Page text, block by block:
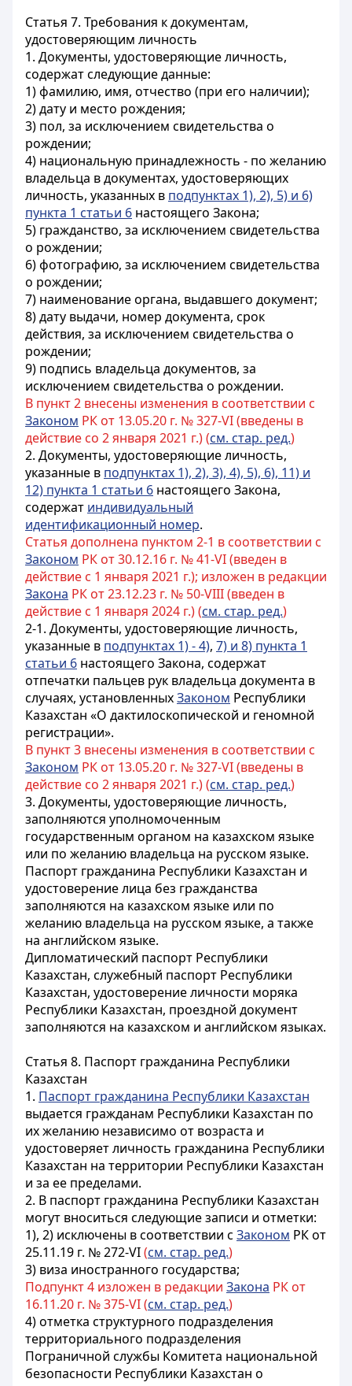
Статья 7. Требования к документам,
удостоверяющим личность
1. Документы, удостоверяющие личность,
содержат следующие данные:
1) фамилию, имя, отчество (при его наличии);
2) дату и место рождения;
3) пол, за исключением свидетельства о
рождении;
4) национальную принадлежность - по желанию
владельца в документах, удостоверяющих
личность, указанных в подпунктах 1), 2), 5) и 6)
пункта 1 статьи 6 настоящего Закона;
5) гражданство, за исключением свидетельства
о рождении;
6) фотографию, за исключением свидетельства
о рождении;
7) наименование органа, выдавшего документ;
8) дату выдачи, номер документа, срок
действия, за исключением свидетельства о
рождении;
9) подпись владельца документов, за
исключением свидетельства о рождении.
В пункт 2 внесены изменения в соответствии с
Законом РК от 13.05.20 г. № 327-VI (введены в
действие со 2 января 2021 г.) (см. стар. ред.)
2. Документы, удостоверяющие личность,
указанные в подпунктах 1), 2), 3), 4), 5), 6), 11) и
12) пункта 1 статьи 6 настоящего Закона,
содержат индивидуальный
идентификационный номер.
Статья дополнена пунктом 2-1 в соответствии с
Законом РК от 30.12.16 г. № 41-VI (введен в
действие с 1 января 2021 г.); изложен в редакции
Закона РК от 23.12.23 г. № 50-VIII (введен в
действие с 1 января 2024 г.) (см. стар. ред.)
2-1. Документы, удостоверяющие личность,
указанные в подпунктах 1) - 4), 7) и 8) пункта 1
статьи 6 настоящего Закона, содержат
отпечатки пальцев рук владельца документа в
случаях, установленныхЗаконом Республики
Казахстан «О дактилоскопической и геномной
регистрации».
В пункт 3 внесены изменения в соответствии с
Законом РК от 13.05.20 г. № 327-VI (введены в
действие со 2 января 2021 г.) (см. стар. ред.)
3. Документы, удостоверяющие личность,
заполняются уполномоченным
государственным органом на казахском языке
или по желанию владельца на русском языке.
Паспорт гражданина Республики Казахстан и
удостоверение лица без гражданства
заполняются на казахском языке или по
желанию владельца на русском языке, а также
на английском языке.
Дипломатический паспорт Республики
Казахстан, служебный паспорт Республики
Казахстан, удостоверение личности моряка
Республики Казахстан, проездной документ
заполняются на казахском и английском языках.
Статья 8. Паспорт гражданина Республики
Казахстан
1. Паспорт гражданина Республики Казахстан
выдается гражданам Республики Казахстан по
их желанию независимо от возраста и
удостоверяет личность гражданина Республики
Казахстан на территории Республики Казахстан
и за ее пределами.
2. В паспорт гражданина Республики Казахстан
могут вноситься следующие записи и отметки:
1), 2) исключены в соответствии с Законом РК от
25.11.19 г. № 272-VI(см. стар. ред.)
3) виза иностранного государства;
Подпункт 4 изложен в редакции Закона РК от
16.11.20 г. № 375-VI (см. стар. ред.)
4) отметка структурного подразделения
территориального подразделения
Пограничной службы Комитета национальной
безопасности Республики Казахстан о